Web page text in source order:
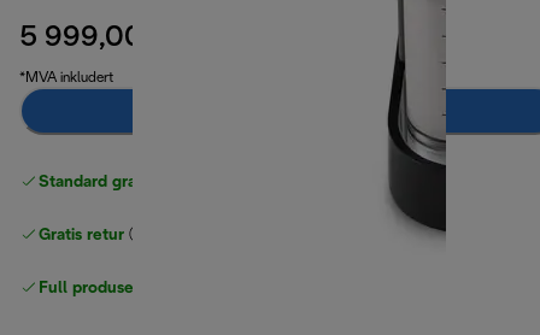
5 999,00 kr opprinnelig pris 7 499,00 kr
*MVA inkludert
Legg til i handlekurven
Standard gratis levering
Gratis retur
Full produsentgaranti